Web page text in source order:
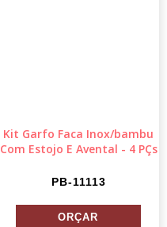
Kit Garfo Faca Inox/bambu
Com Estojo E Avental - 4 PÇs
PB-11113